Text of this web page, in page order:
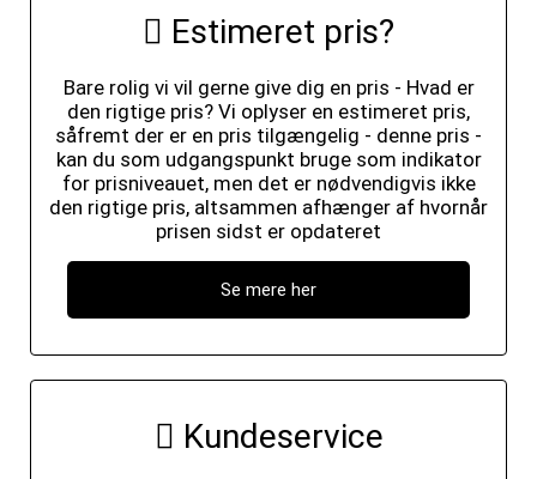
Estimeret pris?
Bare rolig vi vil gerne give dig en pris - Hvad er
den rigtige pris? Vi oplyser en estimeret pris,
såfremt der er en pris tilgængelig - denne pris -
kan du som udgangspunkt bruge som indikator
for prisniveauet, men det er nødvendigvis ikke
den rigtige pris, altsammen afhænger af hvornår
prisen sidst er opdateret
Se mere her
Kundeservice